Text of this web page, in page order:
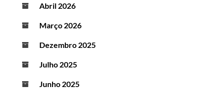
Abril 2026
Março 2026
Dezembro 2025
Julho 2025
Junho 2025